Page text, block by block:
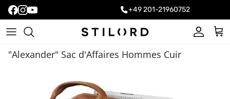
+49 201-21960752
Compte
"Alexander" Sac d'Affaires Hommes Cuir